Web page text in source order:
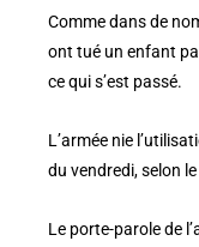
Comme dans de
ont tué un enfant
ce qui s’est passé.
L’armée nie
du vendredi, selon
Le porte-parole de